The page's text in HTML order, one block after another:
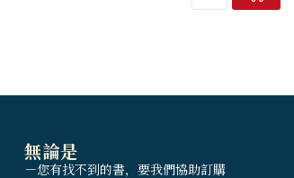
無論是
－您有找不到的書，要我們協助訂購